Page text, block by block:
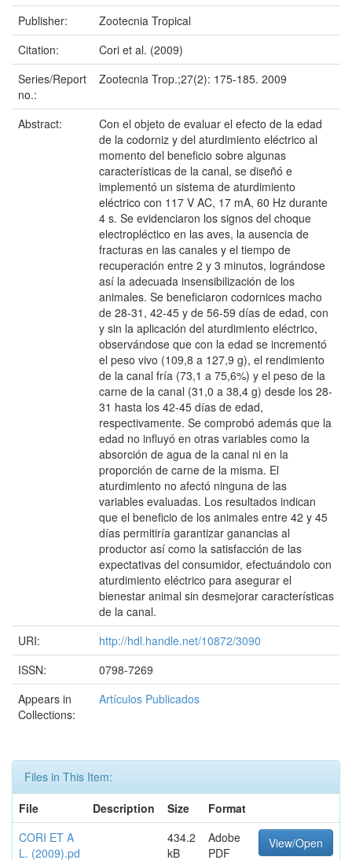
Publisher:
Zootecnia Tropical
Citation:
Cori et al. (2009)
Series/Report
no.:
Zootecnia Trop.;27(2): 175-185. 2009
Abstract:
Con el objeto de evaluar el efecto de la edad
de la codorniz y del aturdimiento eléctrico al
momento del beneficio sobre algunas
características de la canal, se diseñó e
implementó un sistema de aturdimiento
eléctrico con 117 V AC, 17 mA, 60 Hz durante
4 s. Se evidenciaron los signos del choque
electropléctico en las aves, la ausencia de
fracturas en las canales y el tiempo de
recuperación entre 2 y 3 minutos, lográndose
así la adecuada insensibilización de los
animales. Se beneficiaron codornices macho
de 28-31, 42-45 y de 56-59 días de edad, con
y sin la aplicación del aturdimiento eléctrico,
observándose que con la edad se incrementó
el peso vivo (109,8 a 127,9 g), el rendimiento
de la canal fría (73,1 a 75,6%) y el peso de la
carne de la canal (31,0 a 38,4 g) desde los 28-
31 hasta los 42-45 días de edad,
respectivamente. Se comprobó además que la
edad no influyó en otras variables como la
absorción de agua de la canal ni en la
proporción de carne de la misma. El
aturdimiento no afectó ninguna de las
variables evaluadas. Los resultados indican
que el beneficio de los animales entre 42 y 45
días permitiría garantizar ganancias al
productor así como la satisfacción de las
expectativas del consumidor, efectuándolo con
aturdimiento eléctrico para asegurar el
bienestar animal sin desmejorar características
de la canal.
URI:
http://hdl.handle.net/10872/3090
ISSN:
0798-7269
Appears in
Collections:
Artículos Publicados
Files in This Item:
File
Description Size
Format
CORI ET A
L. (2009).pd
434.2
kB
Adobe
PDF
View/Open